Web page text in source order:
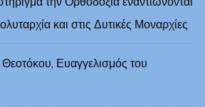
και στις Δυτικές Μοναρχίες
Ευαγγελισμός του